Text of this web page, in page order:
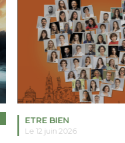
ETRE BIEN
Le 12 juin 2026